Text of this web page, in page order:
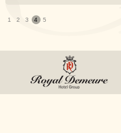
1 2 3 4 5